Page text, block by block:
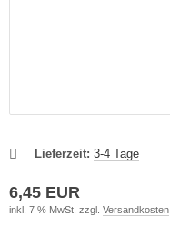
Lieferzeit: 3-4 Tage
6,45 EUR
inkl. 7 % MwSt. zzgl. Versandkosten